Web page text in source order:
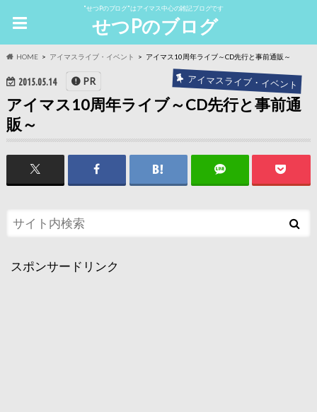
"せつPのブログ"はアイマス中心の雑記ブログです
せつPのブログ
HOME アイマスライブ・イベント アイマス10周年ライブ～CD先行と事前通販～
2015.05.14 アイマスライブ・イベント
PR
アイマス10周年ライブ～CD先行と事前通
販～
スポンサードリンク